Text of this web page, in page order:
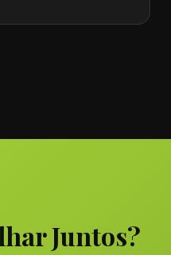
Juntos?